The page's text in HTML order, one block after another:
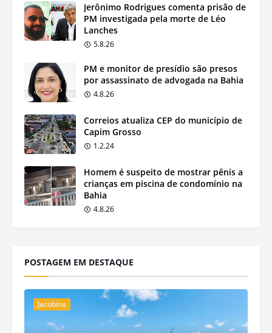
Jerônimo Rodrigues comenta prisão de
PM investigada pela morte de Léo
Lanches
5.8.26
PM e monitor de presídio são presos
por assassinato de advogada na Bahia
4.8.26
Correios atualiza CEP do município de
Capim Grosso
1.2.24
Homem é suspeito de mostrar pênis a
crianças em piscina de condomínio na
Bahia
4.8.26
POSTAGEM EM DESTAQUE
Jacobina